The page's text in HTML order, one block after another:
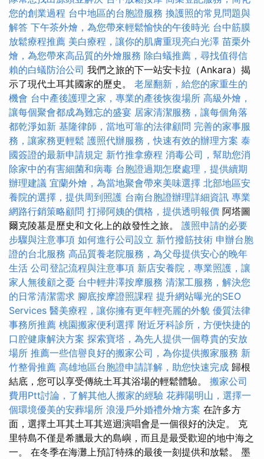
您的創業過程 台中地區的台胞證服務 換護照的常見問題與
解答 下午茶外燴，為您帶來輕鬆愉快的午後時光 台中筋膜
放鬆療程推薦 美白療程，讓你的肌膚重現亮白光澤 苗栗外
燴，為您帶來高品質的外燴服務 除白蟻推薦，尋找值得信
賴的白蟻防治公司 我們之旅的下一站安卡拉（Ankara）揭
示了現代土耳其國家的歷史。 老屋翻新，給您的家重生的
機會 台中產後護理之家，專業的產後恢復場所 高級外燴，
讓每個聚會都成為難忘的盛宴 居家清潔服務，讓每個角落
都乾淨如新 基隆律師，當地可靠的法律顧問 完善的家事服
務，讓家務更輕鬆 護照代辦服務，快速有效的辦理方案 泰
國簽證的最新申請規定 新竹推拿療程 消毒公司，幫助您消
除家中的有害細菌和病毒 台胞證過期怎麼處理，提供續期
辦理建議 宜蘭外燴，為當地聚會帶來美味選擇 北部地區安
養院的選擇，提供周到照護 台南台胞證辦理詳細資訊 專業
網路行銷策略顧問 打掃阿姨的價格，提供透明報價 阿塔圖
爾克陵墓是歷史和文化上的啟發性之旅。 護照申請的必要
步驟與注意事項 如何進行公司設立 新竹撥筋技術 申辦台胞
證的台北服務 高品質養老院服務，為父母提供安心的晚年
生活 公司登記流程與注意事項 新店安養院，專業照護，讓
家人無後顧之憂 台中輕井澤按摩服務 清潔工服務，解決您
的日常清潔需求 腳底按摩證照課程 提升網站曝光的SEO
Services 醫美療程，讓你擁有更年輕亮麗的外貌 優質法律
事務所推薦 桃園搬家便利選擇 附近牙科診所，方便快捷的
口腔健康解決方案 探索寶塔，為先人提供一個尊貴的安放
場所 推薦一些信譽良好的搬家公司，為你提供搬家服務 新
竹整骨推薦 高雄地區台胞證申請詳解，助您快速完成 歸根
結底，您可以享受傳統土耳其浴場的輕鬆體驗。 搬家公司
費用Ptt討論，了解其他人搬家的經驗 花葬陽明山，選擇一
個環境優美的安葬場所 浪漫戶外婚禮外燴方案 在許多方
面，選擇土耳其土耳其巡迴演唱會是一個很好的決定。 克
里特島不僅是希臘最大的島嶼，而且是最受歡迎的地中海之
一。 在冬季在海灘上預訂特殊的最後一刻提供和放鬆。 墨